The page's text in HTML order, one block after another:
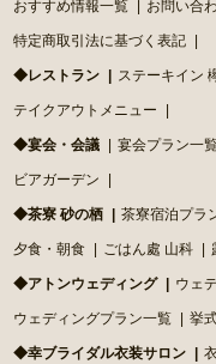
おすすめ情報一覧 お問い合
特定商取引法に基づく表記
◆レストラン ステーキイン
テイクアウトメニュー
◆宴会・会議 宴会プラン一
ビアガーデン
◆茶寮 砂の栖 茶寮宿泊プラ
夕食・朝食 ごはん處 山科
◆アトンウェディング ウェ
ウェディングプラン一覧 挙
◆幸ブライダル衣装サロン